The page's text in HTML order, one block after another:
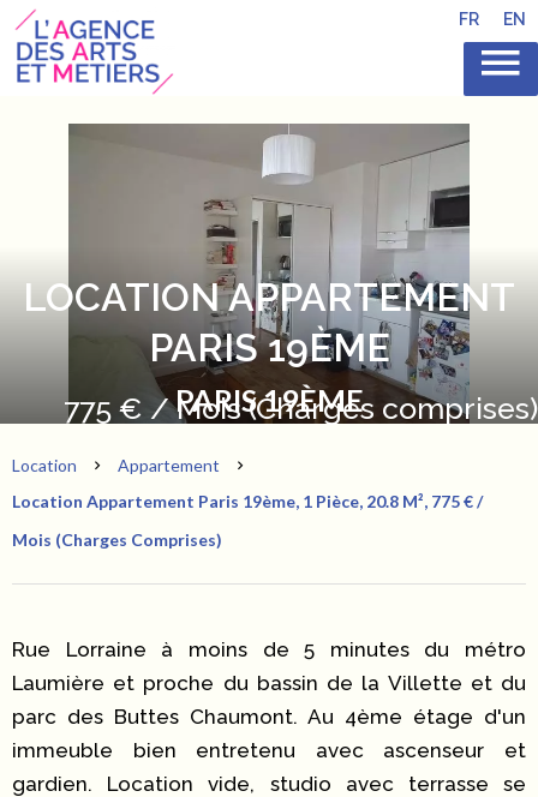
FR EN
LOCATION APPARTEMENT
PARIS 19ÈME
PARIS 19ÈME
775 € / Mois (Charges comprises)
Location
Appartement
Location Appartement Paris 19ème, 1 Pièce, 20.8 M², 775 € /
Mois (Charges Comprises)
Rue Lorraine à moins de 5 minutes du métro
Laumière et proche du bassin de la Villette et du
parc des Buttes Chaumont. Au 4ème étage d'un
immeuble bien entretenu avec ascenseur et
gardien. Location vide, studio avec terrasse se